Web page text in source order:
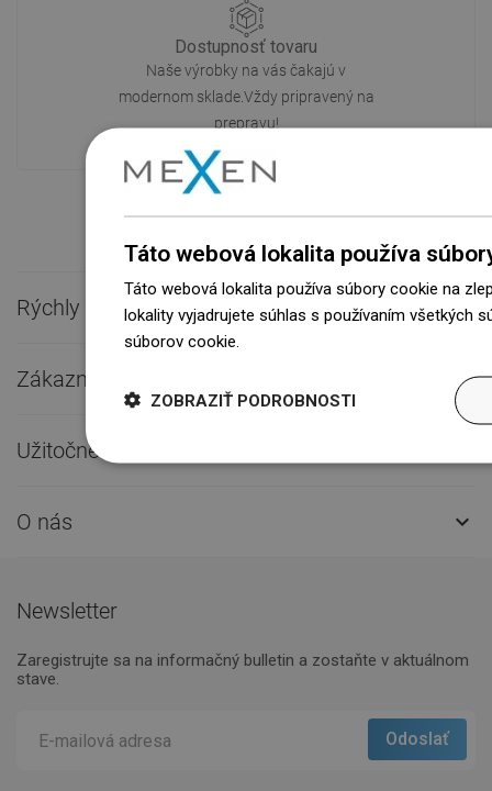
Dostupnosť tovaru
Naše výrobky na vás čakajú v
modernom sklade.Vždy pripravený na
prepravu!
Rýchly kontakt 
Zákaznícky servis 
Užitočné odkazy
O nás 
Newsletter
Zaregistrujte sa na informačný bulletin a zostaňte v aktuálnom
stave.
Táto webová lokalita používa
Táto webová lokalita používa súbory cookie na
lokality vyjadrujete súhlas s používaním všetkých
súborov cookie.
ZOBRAZIŤ PODROBNOSTI